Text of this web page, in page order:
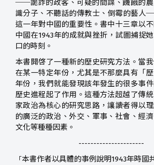
──詭詐的政客、可疑的間諜、饑餓的農
識分子、不聽話的傳教士、倒霉的藝人
這一年對中國的重要性。書中十三章以
中國在1943年的成就與挫折，試圖捕捉
口的時刻。
本書開啓了一種新的歷史研究方法。當
在某一特定年份，尤其是不那麼具有「
年份，我們就能發現該年發生的很多事
歷史進程起了作用。這種方法超越了傳
家政治為核心的研究思路，讓讀者得以
的廣泛的政治、外交、軍事、社會、經
文化等種種因素。
----------------------
「 本書作者以具體的事例說明1943年時國